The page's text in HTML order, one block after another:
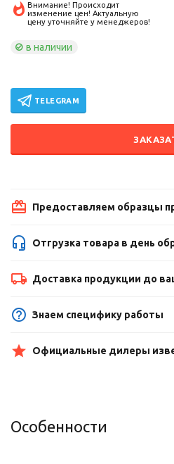
Внимание! Происходит
изменение цен! Актуальную
цену уточняйте у менеджеров!
в наличии
TELEGRAM
Предоставляем образцы
Отгрузка товара в день
Доставка продукции до
Знаем специфику работы
Официальные дилеры
Особенности